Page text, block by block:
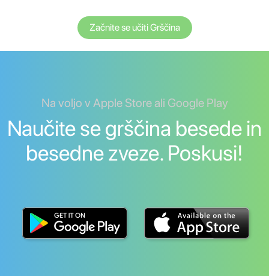
Začnite se učiti Grščina
Na voljo v Apple Store ali Google Play
Naučite se grščina besede in
besedne zveze. Poskusi!